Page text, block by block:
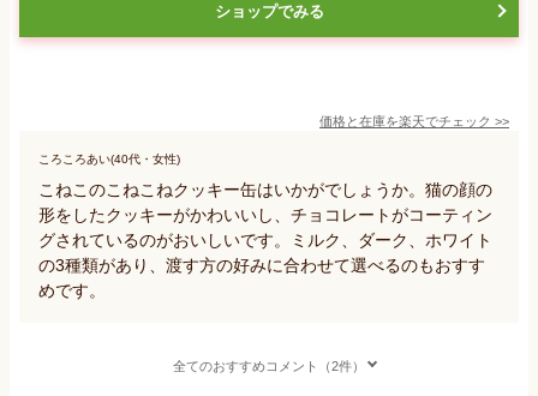
ショップでみる
価格と在庫を楽天でチェック >>
ころころあい(40代・女性)
こねこのこねこねクッキー缶はいかがでしょうか。猫の顔の
形をしたクッキーがかわいいし、チョコレートがコーティン
グされているのがおいしいです。ミルク、ダーク、ホワイト
の3種類があり、渡す方の好みに合わせて選べるのもおすす
めです。
全てのおすすめコメント（2件）